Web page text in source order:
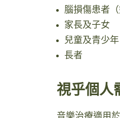
腦損傷患者
家長及子女
兒童及青少年
長者
視乎個人